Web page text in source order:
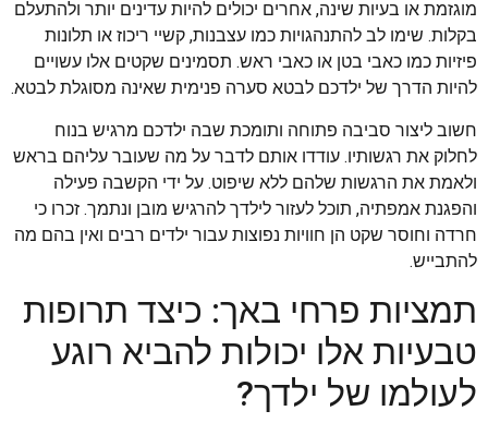
מוגזמת או בעיות שינה, אחרים יכולים להיות עדינים יותר ולהתעלם
בקלות. שימו לב להתנהגויות כמו עצבנות, קשיי ריכוז או תלונות
פיזיות כמו כאבי בטן או כאבי ראש. תסמינים שקטים אלו עשויים
להיות הדרך של ילדכם לבטא סערה פנימית שאינה מסוגלת לבטא.
חשוב ליצור סביבה פתוחה ותומכת שבה ילדכם מרגיש בנוח
לחלוק את רגשותיו. עודדו אותם לדבר על מה שעובר עליהם בראש
ולאמת את הרגשות שלהם ללא שיפוט. על ידי הקשבה פעילה
והפגנת אמפתיה, תוכל לעזור לילדך להרגיש מובן ונתמך. זכרו כי
חרדה וחוסר שקט הן חוויות נפוצות עבור ילדים רבים ואין בהם מה
להתבייש.
תמציות פרחי באך: כיצד תרופות
טבעיות אלו יכולות להביא רוגע
לעולמו של ילדך?